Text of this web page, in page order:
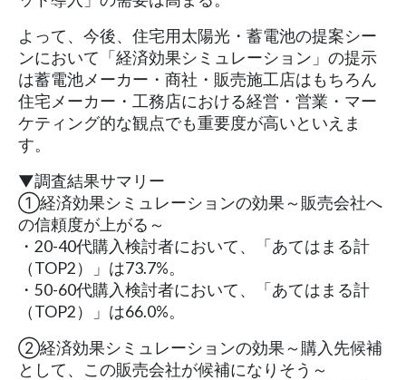
よって、今後、住宅用太陽光・蓄電池の提案シー
ンにおいて「経済効果シミュレーション」の提示
は蓄電池メーカー・商社・販売施工店はもちろん
住宅メーカー・工務店における経営・営業・マー
ケティング的な観点でも重要度が高いといえま
す。
▼調査結果サマリー
①経済効果シミュレーションの効果～販売会社へ
の信頼度が上がる～
・20-40代購入検討者において、「あてはまる計
（TOP2）」は73.7%。
・50-60代購入検討者において、「あてはまる計
（TOP2）」は66.0%。
②経済効果シミュレーションの効果～購入先候補
として、この販売会社が候補になりそう～